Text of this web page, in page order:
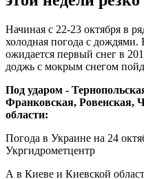
Начиная с 22-23 октября в
холодная погода с дождями.
ожидается первый снег в
доджь с мокрым снегом
Под ударом -
Франковская, Ровенская,
области:
Погода в Украине на 24
Укргидрометцентр
А в Киеве и Киевской